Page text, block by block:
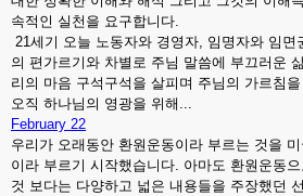
속적인 실천을 요구합니다.
21세기 오늘 노동자와 경영자, 임명자와 임면
의 편가르기와 차별로 주님 말씀에 부끄러운
리의 마음 구석구석을 살피며 주님의 가르침
오직 하나님의 영광을 위해...
February 22
우리가 오래동안 환원운동이라 부르는 것을
이라 부르기 시작했습니다. 아마도 환원운동
것 보다는 다양하고 넓은 내용들을 주장했던